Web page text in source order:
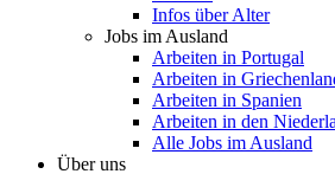
Infos über Alter
Jobs im Ausland
Arbeiten in Portugal
Arbeiten in
Arbeiten in Spanien
Arbeiten in den
Alle Jobs im Ausland
Über uns